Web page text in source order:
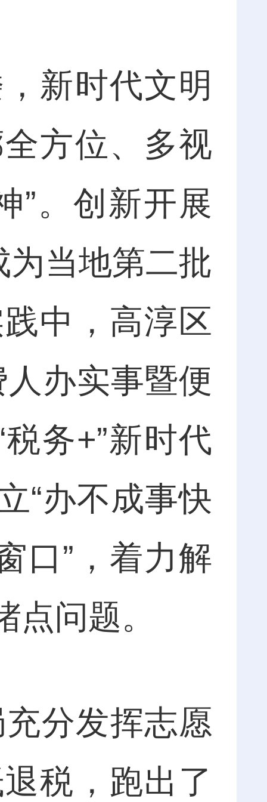
新时代文明
方位、多视
”。创新开展
为当地第二批
中，高淳区
办实事暨便
务+”新时代
“办不成事快
口”，着力解
问题。
分发挥志愿
税，跑出了